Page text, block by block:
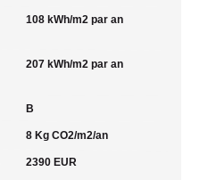
108 kWh/m2 par an
207 kWh/m2 par an
B
8 Kg CO2/m2/an
2390 EUR